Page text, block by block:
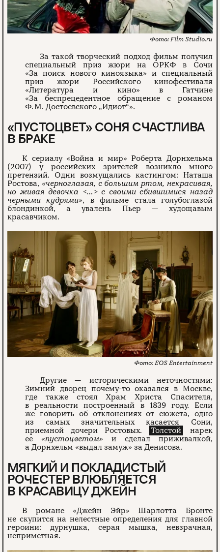
Film Studio.ru
За такой творческий подход фильм получил
специальный приз жюри на ОРКФ в Сочи
«За поиск нового киноязыка» и специальный
приз жюри Российского кинофестиваля
«Литература и кино» в Гатчине
«За беспрецедентное обращение с романом
Ф. М. Достоевского „Идиот“».
«ПУСТОЦВЕТ» СОНЯ СЧАСТЛИВА
В БРАКЕ
К сериалу «Война и мир» Роберта Дорнхельма
(2007) у российских зрителей возникло много
претензий. Одни возмущались кастингом: Наташа
Ростова, «черноглазая, с большим ртом, некрасивая,
но живая девочка <…> с своими сбившимися назад
черными кудрями», в фильме стала голубоглазой
блондинкой, а увалень Пьер — худощавым
красавчиком.
EOS Entertainment
Другие — историческими неточностями:
Зимний дворец почему-то оказался в Москве,
где также стоял Храм Христа Спасителя,
в реальности построенный в 1839 году. Если
же говорить об отклонениях от сюжета, одно
из самых значительных касается Сони,
приемной дочери Ростовых.
Толстой
нарек
ее «пустоцветом» и сделал приживалкой,
а Дорнхельм «выдал замуж» за Денисова.
МЯГКИЙ И ПОКЛАДИСТЫЙ
РОЧЕСТЕР ВЛЮБЛЯЕТСЯ
В КРАСАВИЦУ ДЖЕЙН
В романе «Джейн Эйр» Шарлотта Бронте
не скупится на нелестные определения для главной
героини: дурнушка, серая мышка, невзрачная,
неприметная.